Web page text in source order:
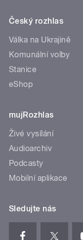
Český rozhlas
Válka na Ukrajině
Komunální volby
Stanice
eShop
mujRozhlas
Živé vysílání
Audioarchiv
Podcasty
Mobilní aplikace
Sledujte nás